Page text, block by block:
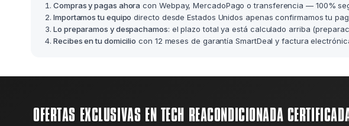
Compras y pagas ahora con Webpay, MercadoPago o transferencia — 100%
Importamos tu equipo directo desde Estados Unidos apenas confirmamos tu
Lo preparamos y despachamos: el plazo total ya está calculado arriba
Recibes en tu domicilio con 12 meses de garantía SmartDeal y factura
OFERTAS EXCLUSIVAS EN TECH REACONDICIONADA